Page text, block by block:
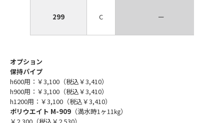
299 C ー
オプション
保持パイプ
h600用：￥3,100（税込￥3,410）
h900用：￥3,100（税込￥3,410）
h1200用：￥3,100（税込￥3,410）
ポリウエイト M-909 （満水時1ヶ11㎏）